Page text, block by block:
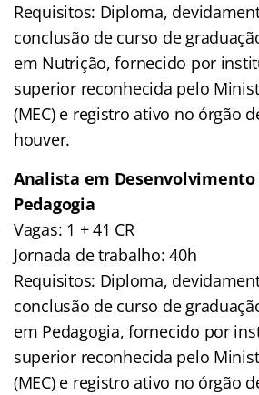
Requisitos: Diploma,
conclusão de curso de
em Nutrição, fornecido por
superior reconhecida pelo
(MEC) e registro ativo no órgão
houver.
Analista em Desenvolvimento
Pedagogia
Vagas: 1 + 41 CR
Jornada de trabalho: 40h
Requisitos: Diploma,
conclusão de curso de
em Pedagogia, fornecido por
superior reconhecida pelo
(MEC) e registro ativo no órgão